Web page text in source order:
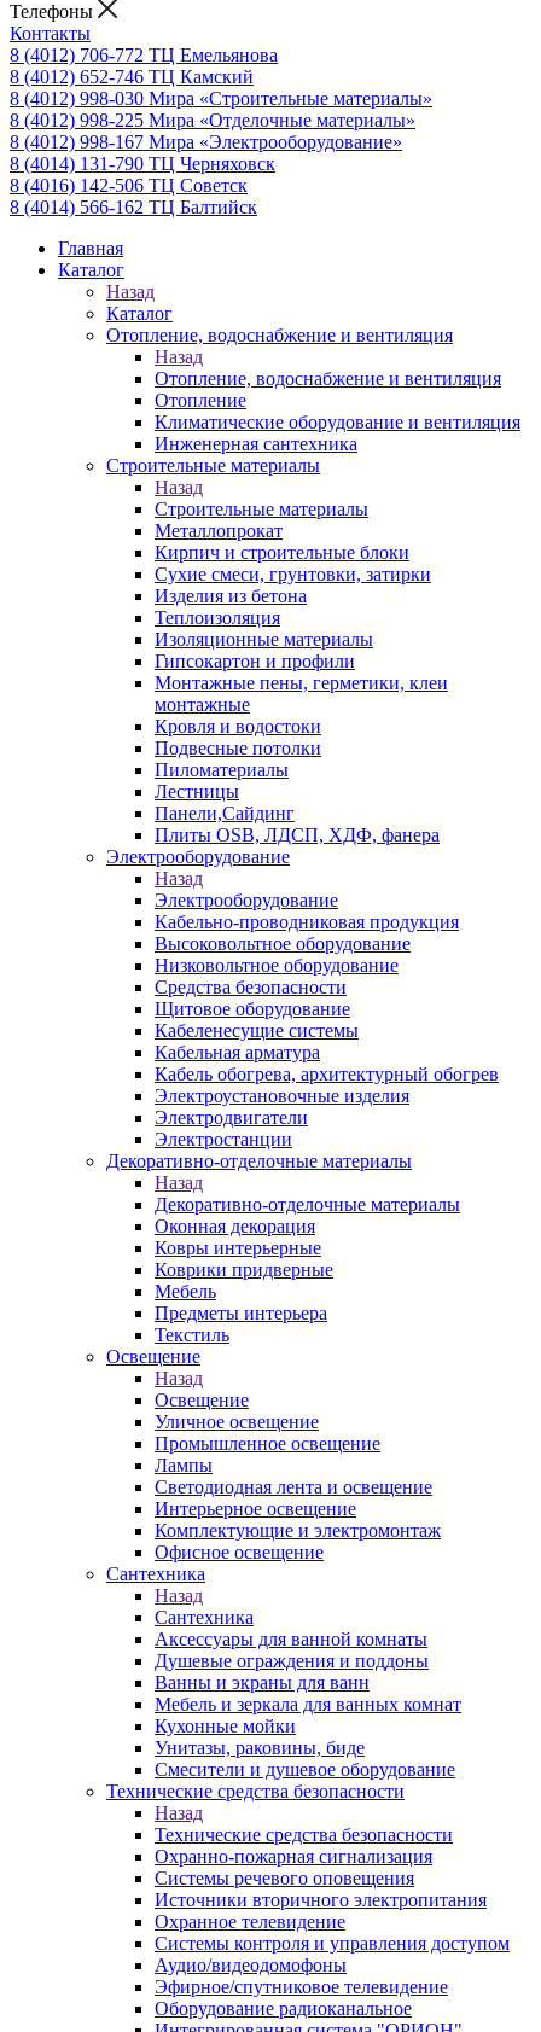
Телефоны
Контакты
8 (4012) 706-772 ТЦ Емельянова
8 (4012) 652-746 ТЦ Камский
8 (4012) 998-030 Мира «Строительные материалы»
8 (4012) 998-225 Мира «Отделочные материалы»
8 (4012) 998-167 Мира «Электрооборудование»
8 (4014) 131-790 ТЦ Черняховск
8 (4016) 142-506 ТЦ Советск
8 (4014) 566-162 ТЦ Балтийск
Главная
Каталог
Назад
Каталог
Отопление, водоснабжение и вентиляция
Назад
Отопление, водоснабжение и вентиляция
Отопление
Климатические оборудование и вентиляция
Инженерная сантехника
Строительные материалы
Назад
Строительные материалы
Металлопрокат
Кирпич и строительные блоки
Сухие смеси, грунтовки, затирки
Изделия из бетона
Теплоизоляция
Изоляционные материалы
Гипсокартон и профили
Монтажные пены, герметики, клеи
монтажные
Кровля и водостоки
Подвесные потолки
Пиломатериалы
Лестницы
Панели,Сайдинг
Плиты OSB, ЛДСП, ХДФ, фанера
Электрооборудование
Назад
Электрооборудование
Кабельно-проводниковая продукция
Высоковольтное оборудование
Низковольтное оборудование
Средства безопасности
Щитовое оборудование
Кабеленесущие системы
Кабельная арматура
Кабель обогрева, архитектурный обогрев
Электроустановочные изделия
Электродвигатели
Электростанции
Декоративно-отделочные материалы
Назад
Декоративно-отделочные материалы
Оконная декорация
Ковры интерьерные
Коврики придверные
Мебель
Предметы интерьера
Текстиль
Освещение
Назад
Освещение
Уличное освещение
Промышленное освещение
Лампы
Светодиодная лента и освещение
Интерьерное освещение
Комплектующие и электромонтаж
Офисное освещение
Сантехника
Назад
Сантехника
Аксессуары для ванной комнаты
Душевые ограждения и поддоны
Ванны и экраны для ванн
Мебель и зеркала для ванных комнат
Кухонные мойки
Унитазы, раковины, биде
Смесители и душевое оборудование
Технические средства безопасности
Назад
Технические средства безопасности
Охранно-пожарная сигнализация
Системы речевого оповещения
Источники вторичного электропитания
Охранное телевидение
Системы контроля и управления доступом
Аудио/видеодомофоны
Эфирное/спутниковое телевидение
Оборудование радиоканальное